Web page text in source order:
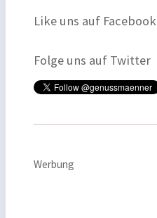
Like uns auf Facebook
Folge uns auf Twitter
Werbung